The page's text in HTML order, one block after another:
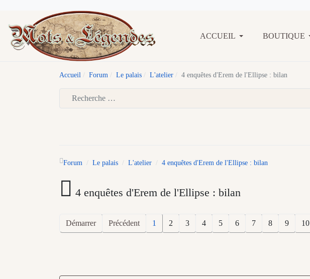
ACCUEIL BOUTIQUE
Accueil Forum Le palais L'atelier 4 enquêtes d'Erem de l'Ellipse : bilan
Forum Le palais L'atelier 4 enquêtes d'Erem de l'Ellipse : bilan
4 enquêtes d'Erem de l'Ellipse : bilan
Démarrer Précédent 1 2 3 4 5 6 7 8 9 10